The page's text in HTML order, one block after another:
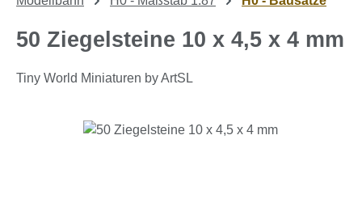
50 Ziegelsteine 10 x 4,5 x 4 mm
Tiny World Miniaturen by ArtSL
Bildergalerie überspringen